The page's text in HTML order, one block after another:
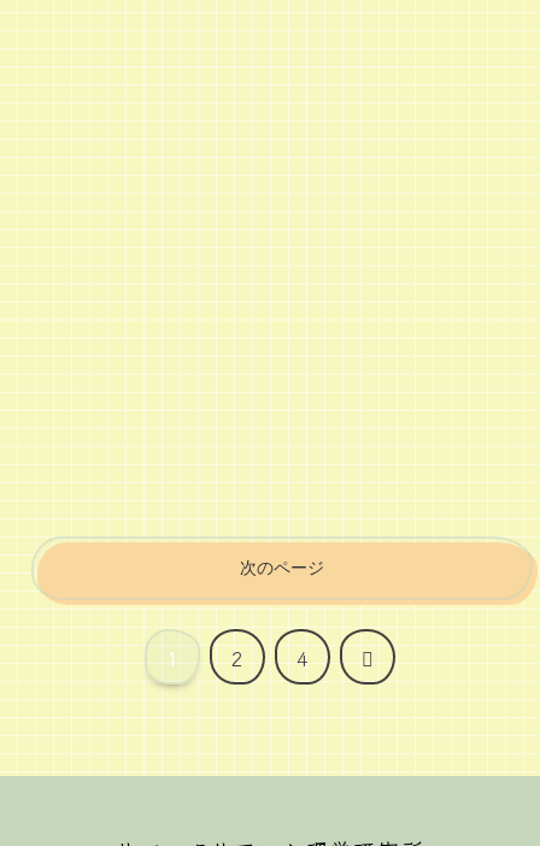
次のページ
1 2 4
次
へ